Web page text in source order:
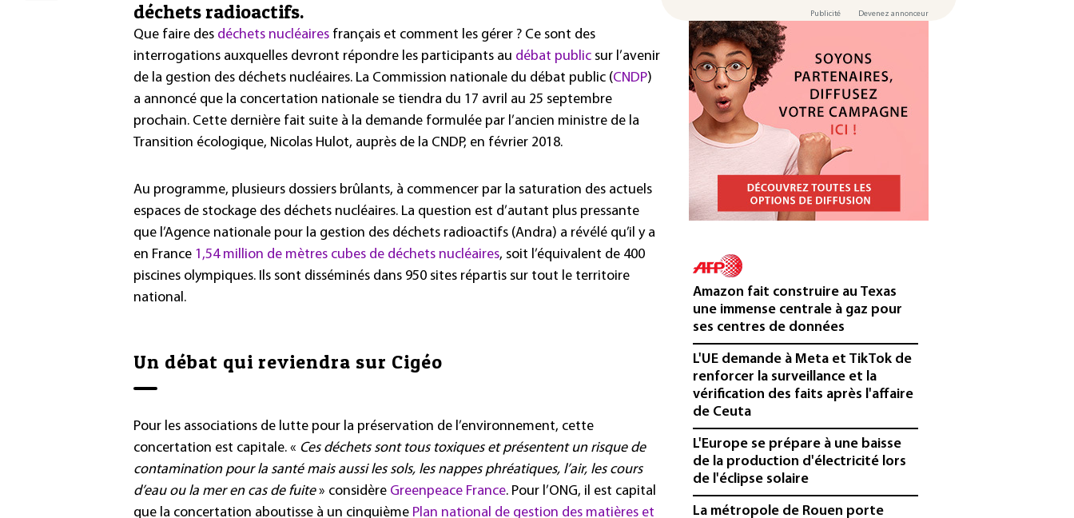
déchets radioactifs.
Que faire des déchets nucléaires français et comment les gérer ? Ce sont des
interrogations auxquelles devront répondre les participants au débat public sur l’avenir
de la gestion des déchets nucléaires. La Commission nationale du débat public (CNDP)
a annoncé que la concertation nationale se tiendra du 17 avril au 25 septembre
prochain. Cette dernière fait suite à la demande formulée par l’ancien ministre de la
Transition écologique, Nicolas Hulot, auprès de la CNDP, en février 2018.
Au programme, plusieurs dossiers brûlants, à commencer par la saturation des actuels
espaces de stockage des déchets nucléaires. La question est d’autant plus pressante
que l’Agence nationale pour la gestion des déchets radioactifs (Andra) a révélé qu’il y a
en France 1,54 million de mètres cubes de déchets nucléaires, soit l’équivalent de 400
piscines olympiques. Ils sont disséminés dans 950 sites répartis sur tout le territoire
national.
Un débat qui reviendra sur Cigéo
Pour les associations de lutte pour la préservation de l’environnement, cette
concertation est capitale. « Ces déchets sont tous toxiques et présentent un risque de
contamination pour la santé mais aussi les sols, les nappes phréatiques, l’air, les cours
d’eau ou la mer en cas de fuite» considère Greenpeace France. Pour l’ONG, il est capital
que la concertation aboutisse à un cinquième Plan national de gestion des matières et
Publicité Devenez annonceur
Amazon fait construire au Texas
une immense centrale à gaz pour
ses centres de données
L'UE demande à Meta et TikTok de
renforcer la surveillance et la
vérification des faits après l'affaire
de Ceuta
L'Europe se prépare à une baisse
de la production d'électricité lors
de l'éclipse solaire
La métropole de Rouen porte